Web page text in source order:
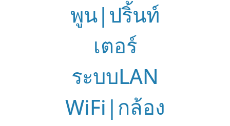
พูน|ปริ้นท์
เตอร์
ระบบLAN
WiFi|กล้อง